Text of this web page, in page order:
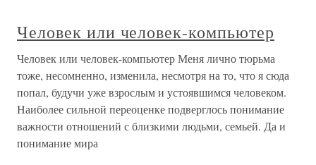
Человек или человек-компьютер
Человек или человек-компьютер Меня лично тюрьма
тоже, несомненно, изменила, несмотря на то, что я сюда
попал, будучи уже взрослым и устоявшимся человеком.
Наиболее сильной переоценке подверглось понимание
важности отношений с близкими людьми, семьей. Да и
понимание мира